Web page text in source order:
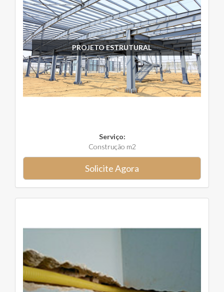
PROJETO ESTRUTURAL
Serviço:
Construção m2
Solicite Agora